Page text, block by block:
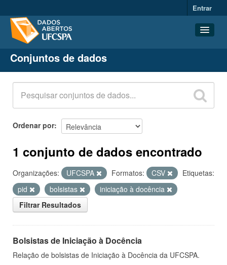
Entrar
Conjuntos de dados
Organizações
Grupos
Sobre
Conjuntos de dados
Ordenar por
1 conjunto de dados encontrado
Organizações: UFCSPA Formatos: CSV
Etiquetas:
pid
bolsistas
iniciação à docência
Filtrar Resultados
Bolsistas de Iniciação à Docência
Relação de bolsistas de Iniciação à Docência da UFCSPA.